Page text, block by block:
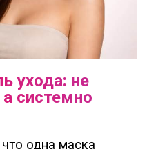
ухода: не
системно
одна маска